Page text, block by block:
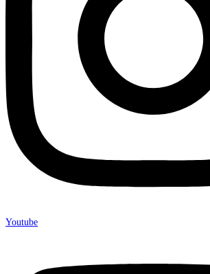
Youtube